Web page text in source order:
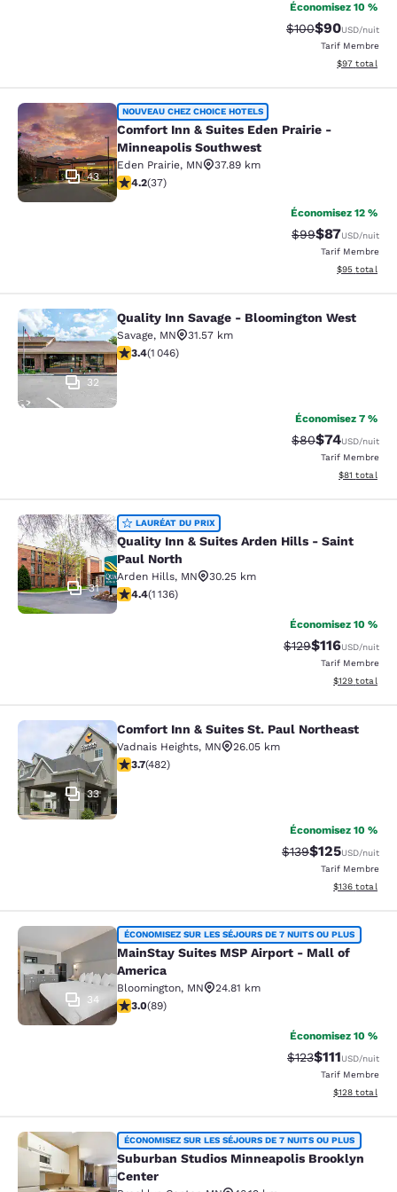
Économisez 10 %
Tarif barré :
$100Tarif réduit :
$90USD/nuit
Tarif Membre
Afficher les
$97 total
Comfort Inn & Suites Eden Prairie
43
NOUVEAU CHEZ CHOICE HOTELS
Comfort Inn & Suites Eden Prairie -
Minneapolis Southwest
Eden Prairie, MN
37.89 km
4.24 étoiles. Excellent. 37 commentaires
4.2(37)
Économisez 12 %
Tarif barré :
$99Tarif réduit :
$87USD/nuit
Tarif Membre
Afficher les
$95 total
Quality Inn Savage - Bloomington
32
Quality Inn Savage - Bloomington West
Savage, MN
31.57 km
3.43 étoiles. Bien. 1046 commentaires
3.4(1 046)
Économisez 7 %
Tarif barré :
$80Tarif réduit :
$74USD/nuit
Tarif Membre
Afficher les
$81 total
Quality Inn & Suites Arden Hills -
31
LAURÉAT DU PRIX
Quality Inn & Suites Arden Hills - Saint
Paul North
Arden Hills, MN
30.25 km
4.39 étoiles. Excellent. 1136 commentaires
4.4(1 136)
Économisez 10 %
Tarif barré :
$129Tarif réduit :
$116USD/nuit
Tarif Membre
Afficher les
$129 total
Comfort Inn & Suites St. Paul
33
Comfort Inn & Suites St. Paul Northeast
Vadnais Heights, MN
26.05 km
3.7 étoiles. Bien. 482 commentaires
3.7(482)
Économisez 10 %
Tarif barré :
$139Tarif réduit :
$125USD/nuit
Tarif Membre
Afficher les
$136 total
MainStay Suites MSP Airport - Mall
34
ÉCONOMISEZ SUR LES SÉJOURS DE 7 NUITS OU PLUS
MainStay Suites MSP Airport - Mall of
America
Bloomington, MN
24.81 km
3.04 étoiles. Moyen. 89 commentaires
3.0(89)
Économisez 10 %
Tarif barré :
$123Tarif réduit :
$111USD/nuit
Tarif Membre
Afficher les
$128 total
Suburban Studios Minneapolis
ÉCONOMISEZ SUR LES SÉJOURS DE 7 NUITS OU PLUS
Suburban Studios Minneapolis Brooklyn
Center